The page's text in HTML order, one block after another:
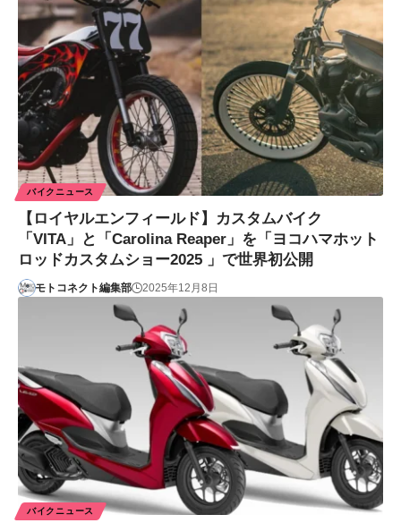
バイクニュース
【ロイヤルエンフィールド】カスタムバイク
「VITA」と「Carolina Reaper」を「ヨコハマホット
ロッドカスタムショー2025 」で世界初公開
モトコネクト編集部 2025年12月8日
バイクニュース